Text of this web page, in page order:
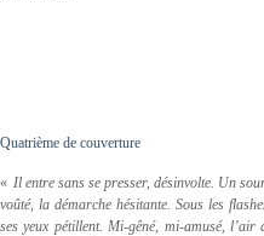
Quatrième de couverture
« Il entre sans se presser, désinvolte. Un
voûté, la démarche hésitante. Sous les
ses yeux pétillent. Mi-gêné, mi-amusé,